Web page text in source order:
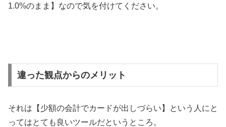
1.0%のまま】なので気を付けてください。
違った観点からのメリット
それは【少額の会計でカードが出しづらい】という人にと
ってはとても良いツールだというところ。